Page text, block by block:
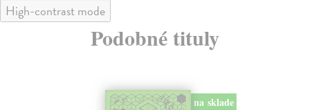
High-contrast mode
Podobné tituly